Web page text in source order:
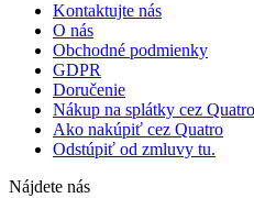
Kontaktujte nás
O nás
Obchodné podmienky
GDPR
Doručenie
Nákup na splátky cez Quatro
Ako nakúpiť cez Quatro
Odstúpiť od zmluvy tu.
Nájdete nás